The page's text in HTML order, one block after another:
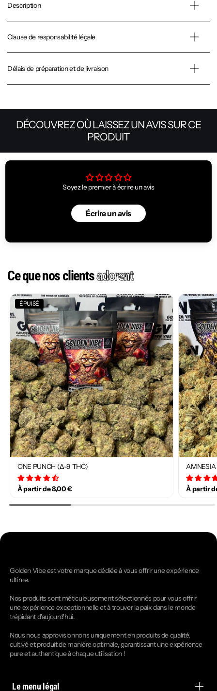
Description
Clause de responsabilité légale
Délais de préparation et de livraison
DÉCOUVREZ OÙ LAISSEZ UN AVIS SUR CE
PRODUIT
Soyez le premier à écrire un avis
Écrire un avis
Ce que nos clientsadorent
ÉPUISÉ
ONE PUNCH (Δ-9 THC)
À partir de 8,00 € À partir
Golden Vibe est votre marque dédiée à vous offrir une expérience
ultime.
Nos produits sont méticuleusement sélectionnés pour vous offrir
une expérience exceptionnelle et à trouver la paix dans le monde
trépidant d'aujourd'hui.
Nous nous approvisionnons uniquement en produits de qualité,
cultivé et produit de manière optimale, garantissant une expérience
pure et authentique à chaque utilisation !
Le menu légal